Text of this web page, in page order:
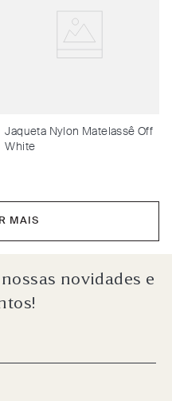
Jaqueta Nylon Matelassê Off
White
MAIS
novidades e